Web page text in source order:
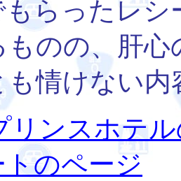
らったレシ
のの、肝
も情けない内
リンスホテ
のページ